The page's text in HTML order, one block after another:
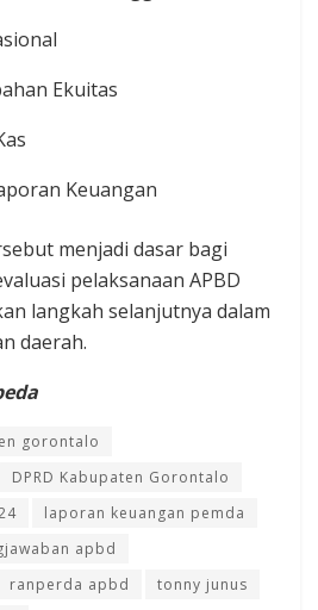
Ekuitas
Keuangan
menjadi dasar bagi
pelaksanaan APBD
langkah selanjutnya dalam
daerah.
gorontalo
DPRD Kabupaten Gorontalo
laporan keuangan pemda
apbd
ranperda apbd
tonny junus